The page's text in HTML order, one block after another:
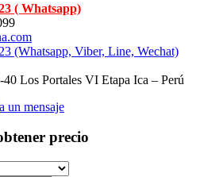
( Whatsapp)
(Whatsapp, Viber, Line, Wechat)
Los Portales VI Etapa Ica – Perú
precio